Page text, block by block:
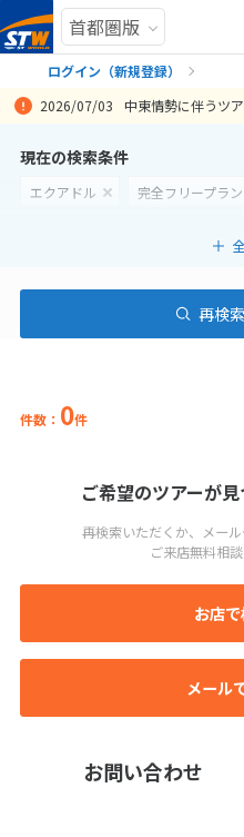
ログイン（新規登録）
まだ登
2026/07/03 中東情勢に伴うツ
現在の検索条件
エクアドル 完全フリープラン
再検
件数： 0件
ご希望のツアーが見
再検索いただくか、メー
ご来店無料相
お店
メール
お問い合わせ